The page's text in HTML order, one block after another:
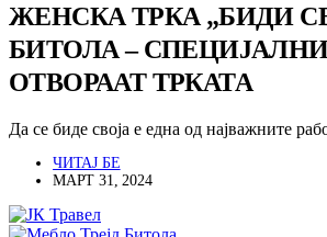
ЖЕНСКА ТРКА „БИДИ
БИТОЛА –
ОТВОРААТ ТРКАТА
Да се биде своја е една од најважните
ЧИТАЈ БЕ
МАРТ 31, 2024